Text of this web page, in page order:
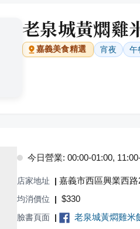
老泉城黃燜雞
嘉義美食精選 宵夜 午
今日營業: 00:00-01:00,
店家地址 | 嘉義市西區興業西路
均消價位 | $330
臉書頁面 | 老泉城黃燜雞米